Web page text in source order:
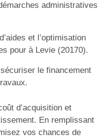
administratives
et l’optimisation
pour à Levie (20170).
le financement
d’acquisition et
En remplissant
vos chances de